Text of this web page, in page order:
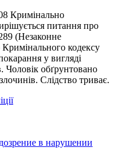
Кримінально
питання про
(Незаконне
кодексу
у вигляді
Чоловік обґрунтовано
Слідство триває.
в нарушении